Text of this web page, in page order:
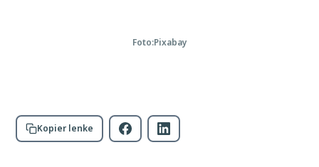
Foto:Pixabay
Kopier lenke